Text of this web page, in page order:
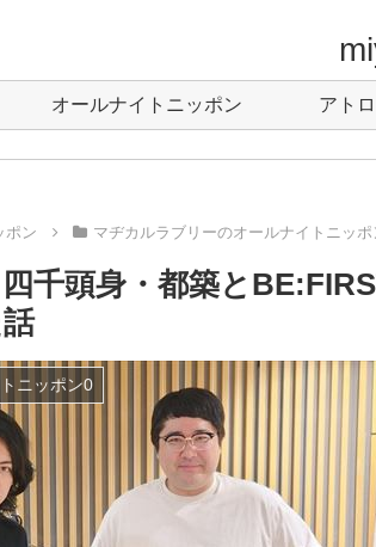
オールナイトニッポン アト
ポン マヂカルラブリーのオールナイトニッポ
千頭身・都築と
ニッポン0